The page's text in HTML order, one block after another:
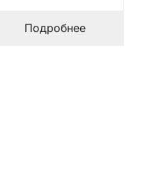
смазки всех типов
автоматических
Подробнее